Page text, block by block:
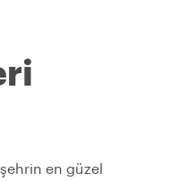
en güzel